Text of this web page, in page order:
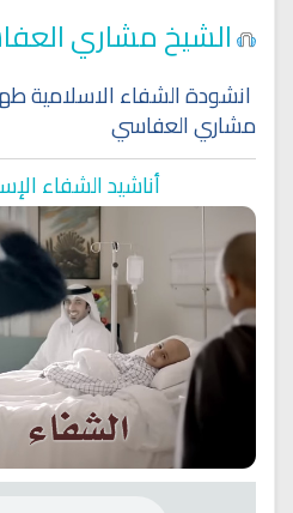
الشيخ مشاري
انشودة الشفاء الاسلامية
مشاري العفاسي
أناشيد الشفاء